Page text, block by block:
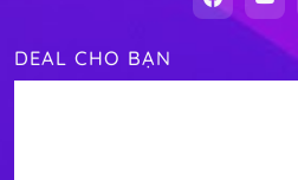
DEAL CHO BẠN